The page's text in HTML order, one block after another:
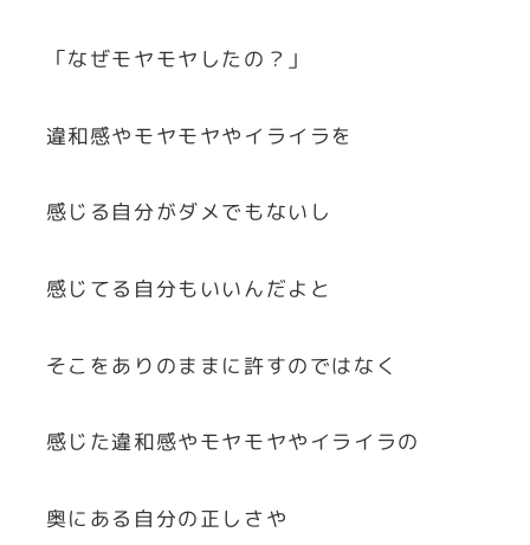
「なぜモヤモヤしたの？」
違和感やモヤモヤやイライラを
感じる自分がダメでもないし
感じてる自分もいいんだよと
そこをありのままに許すのではなく
感じた違和感やモヤモヤやイライラの
奥にある自分の正しさや